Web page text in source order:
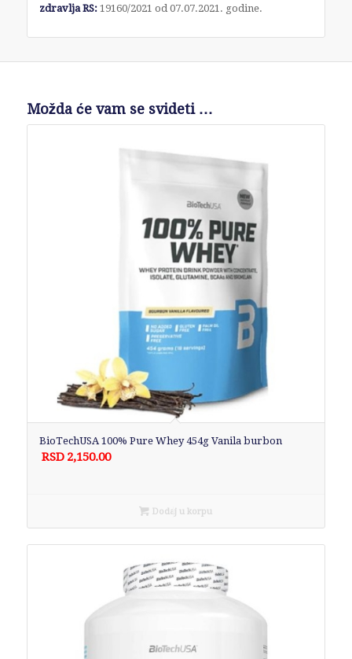
zdravlja RS: 19160/2021 od 07.07.2021. godine.
Možda će vam se svideti …
BioTechUSA 100% Pure Whey 454g Vanila burbon
RSD 2,150.00
Dodaj u korpu